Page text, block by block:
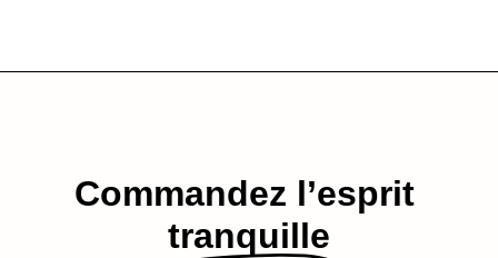
Commandez l’esprit​
tranquille